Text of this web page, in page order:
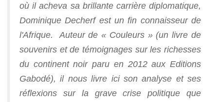
où il acheva sa brillante carrière diplomatique,
Dominique Decherf est un fin connaisseur de
l'Afrique. Auteur de « Couleurs » (un livre de
souvenirs et de témoignages sur les richesses
du continent noir paru en 2012 aux Editions
Gabodé), il nous livre ici son analyse et ses
réflexions sur la grave crise politique que